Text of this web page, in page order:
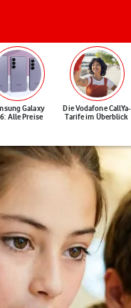
Galaxy
Alle Preise
Die Vodafone CallYa-
Tarife im Überblick